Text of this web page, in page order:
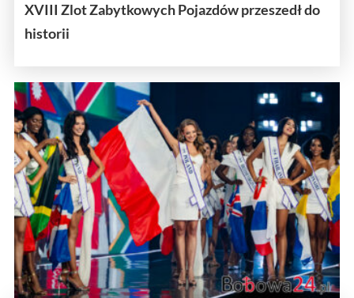
XVIII Zlot Zabytkowych Pojazdów przeszedł do
historii